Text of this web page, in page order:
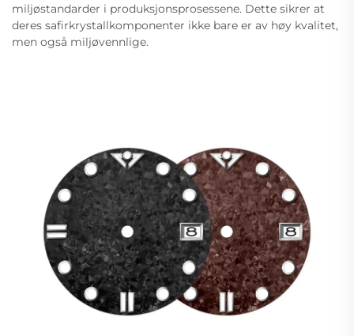
miljøstandarder i produksjonsprosessene. Dette sikrer at
deres safirkrystallkomponenter ikke bare er av høy kvalitet,
men også miljøvennlige.